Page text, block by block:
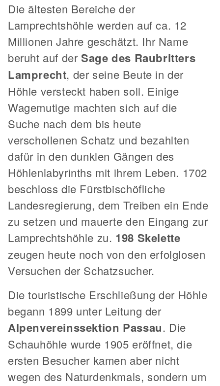
Die ältesten Bereiche der
Lamprechtshöhle werden auf ca. 12
Millionen Jahre geschätzt. Ihr Name
beruht auf der Sage des Raubritters
Lamprecht, der seine Beute in der
Höhle versteckt haben soll. Einige
Wagemutige machten sich auf die
Suche nach dem bis heute
verschollenen Schatz und bezahlten
dafür in den dunklen Gängen des
Höhlenlabyrinths mit ihrem Leben. 1702
beschloss die Fürstbischöfliche
Landesregierung, dem Treiben ein Ende
zu setzen und mauerte den Eingang zur
Lamprechtshöhle zu. 198 Skelette
zeugen heute noch von den erfolglosen
Versuchen der Schatzsucher.
Die touristische Erschließung der Höhle
begann 1899 unter Leitung der
Alpenvereinssektion Passau. Die
Schauhöhle wurde 1905 eröffnet, die
ersten Besucher kamen aber nicht
wegen des Naturdenkmals, sondern um